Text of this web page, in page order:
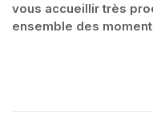
vous accueillir très
ensemble des